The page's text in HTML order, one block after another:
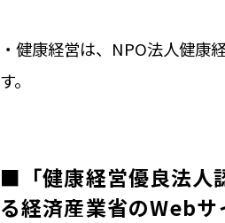
・健康経営は、NPO法人健康
す。
■「健康経営優良法人
る経済産業省のWebサ